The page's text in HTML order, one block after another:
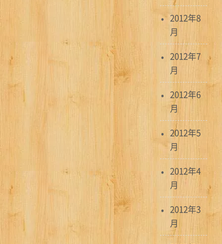
2012年8
月
2012年7
月
2012年6
月
2012年5
月
2012年4
月
2012年3
月